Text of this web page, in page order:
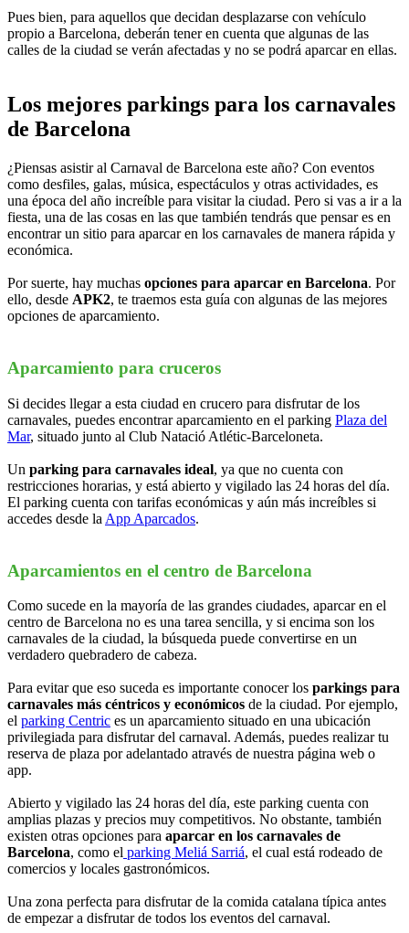
Pues bien, para aquellos que decidan desplazarse con vehículo
propio a Barcelona, deberán tener en cuenta que algunas de las
calles de la ciudad se verán afectadas y no se podrá aparcar en ellas.
Los mejores parkings para los carnavales
de Barcelona
¿Piensas asistir al Carnaval de Barcelona este año? Con eventos
como desfiles, galas, música, espectáculos y otras actividades, es
una época del año increíble para visitar la ciudad. Pero si vas a ir a la
fiesta, una de las cosas en las que también tendrás que pensar es en
encontrar un sitio para aparcar en los carnavales de manera rápida y
económica.
Por suerte, hay muchas opciones para aparcar en Barcelona. Por
ello, desde APK2, te traemos esta guía con algunas de las mejores
opciones de aparcamiento.
Aparcamiento para cruceros
Si decides llegar a esta ciudad en crucero para disfrutar de los
carnavales, puedes encontrar aparcamiento en el parking Plaza del
Mar, situado junto al Club Natació Atlétic-Barceloneta.
Un parking para carnavales ideal, ya que no cuenta con
restricciones horarias, y está abierto y vigilado las 24 horas del día.
El parking cuenta con tarifas económicas y aún más increíbles si
accedes desde la App Aparcados.
Aparcamientos en el centro de Barcelona
Como sucede en la mayoría de las grandes ciudades, aparcar en el
centro de Barcelona no es una tarea sencilla, y si encima son los
carnavales de la ciudad, la búsqueda puede convertirse en un
verdadero quebradero de cabeza.
Para evitar que eso suceda es importante conocer los parkings para
carnavales más céntricos y económicos de la ciudad. Por ejemplo,
el parking Centric es un aparcamiento situado en una ubicación
privilegiada para disfrutar del carnaval. Además, puedes realizar tu
reserva de plaza por adelantado através de nuestra página web o
app.
Abierto y vigilado las 24 horas del día, este parking cuenta con
amplias plazas y precios muy competitivos. No obstante, también
existen otras opciones para aparcar en los carnavales de
Barcelona, como el parking Meliá Sarriá, el cual está rodeado de
comercios y locales gastronómicos.
Una zona perfecta para disfrutar de la comida catalana típica antes
de empezar a disfrutar de todos los eventos del carnaval.